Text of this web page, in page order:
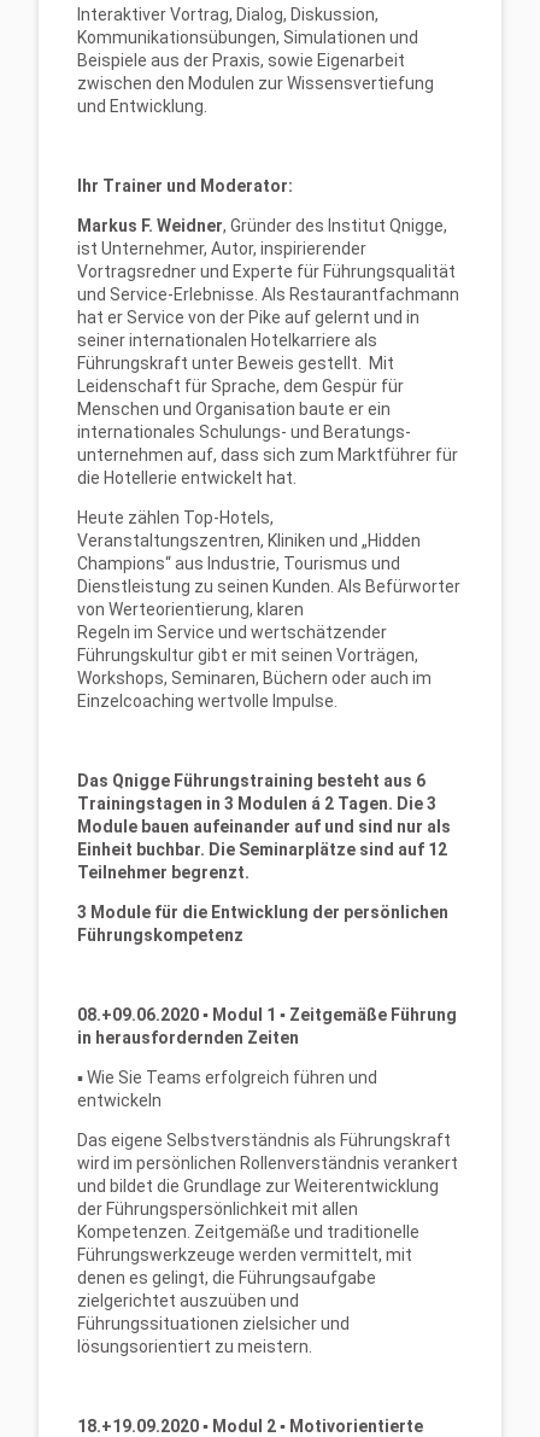
Interaktiver Vortrag, Dialog, Diskussion,
Kommunikationsübungen, Simulationen und
Beispiele aus der Praxis, sowie Eigenarbeit
zwischen den Modulen zur Wissensvertiefung
und Entwicklung.
Ihr Trainer und Moderator:
Markus F. Weidner, Gründer des Institut Qnigge,
ist Unternehmer, Autor, inspirierender
Vortragsredner und Experte für Führungsqualität
und Service-Erlebnisse. Als Restaurantfachmann
hat er Service von der Pike auf gelernt und in
seiner internationalen Hotelkarriere als
Führungskraft unter Beweis gestellt. Mit
Leidenschaft für Sprache, dem Gespür für
Menschen und Organisation baute er ein
internationales Schulungs- und Beratungs-
unternehmen auf, dass sich zum Marktführer für
die Hotellerie entwickelt hat.
Heute zählen Top-Hotels,
Veranstaltungszentren, Kliniken und „Hidden
Champions“ aus Industrie, Tourismus und
Dienstleistung zu seinen Kunden. Als Befürworter
von Werteorientierung, klaren
Regeln im Service und wertschätzender
Führungskultur gibt er mit seinen Vorträgen,
Workshops, Seminaren, Büchern oder auch im
Einzelcoaching wertvolle Impulse.
Das Qnigge Führungstraining besteht aus 6
Trainingstagen in 3 Modulen á 2 Tagen. Die 3
Module bauen aufeinander auf und sind nur als
Einheit buchbar. Die Seminarplätze sind auf 12
Teilnehmer begrenzt.
3 Module für die Entwicklung der persönlichen
Führungskompetenz
08.+09.06.2020▪ Modul 1 ▪ Zeitgemäße Führung
in herausfordernden Zeiten
▪ Wie Sie Teams erfolgreich führen und
entwickeln
Das eigene Selbstverständnis als Führungskraft
wird im persönlichen Rollenverständnis verankert
und bildet die Grundlage zur Weiterentwicklung
der Führungspersönlichkeit mit allen
Kompetenzen. Zeitgemäße und traditionelle
Führungswerkzeuge werden vermittelt, mit
denen es gelingt, die Führungsaufgabe
zielgerichtet auszuüben und
Führungssituationen zielsicher und
lösungsorientiert zu meistern.
18.+19.09.2020▪ Modul 2▪ Motivorientierte